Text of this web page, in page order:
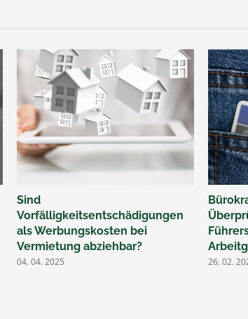
Sind
Vorfälligkeitsentschädigungen
als Werbungskosten bei
Vermietung abziehbar?
04. 04. 2025 26. 02.